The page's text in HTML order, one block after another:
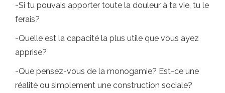
-Si tu pouvais apporter toute la douleur à ta vie, tu le
ferais?
-Quelle est la capacité la plus utile que vous ayez
apprise?
-Que pensez-vous de la monogamie? Est-ce une
réalité ou simplement une construction sociale?